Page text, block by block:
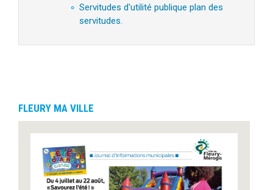
Servitudes d'utilité publique plan des
servitudes.
FLEURY MA VILLE